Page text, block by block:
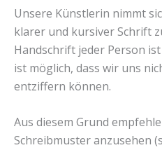
Unsere Künstlerin nimmt
klarer und kursiver Schrift
Handschrift jeder Person
ist möglich, dass wir uns
entziffern können.
Aus diesem Grund
Schreibmuster anzusehen